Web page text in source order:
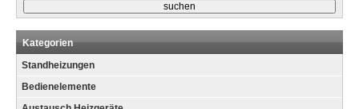
Kategorien
Standheizungen
Bedienelemente